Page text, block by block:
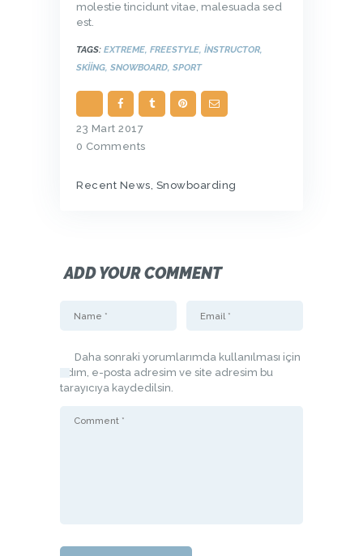
molestie tincidunt vitae, malesuada sed
est.
TAGS: EXTREME, FREESTYLE, INSTRUCTOR,
SKIING, SNOWBOARD, SPORT
23 Mart 2017
0 Comments
Recent News Snowboarding
ADD YOUR COMMENT
Daha sonraki yorumlarımda kullanılması için
adım, e-posta adresim ve site adresim bu
tarayıcıya kaydedilsin.